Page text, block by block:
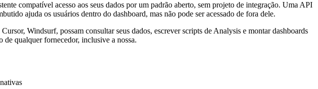
compatível acesso aos seus dados por um padrão aberto, sem projeto de integração. Uma API
ajuda os usuários dentro do dashboard, mas não pode ser acessado de fora dele.
Windsurf, possam consultar seus dados, escrever scripts de Analysis e montar dashboards
qualquer fornecedor, inclusive a nossa.